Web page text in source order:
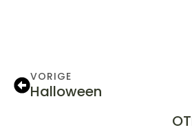
VORIGE
Halloween